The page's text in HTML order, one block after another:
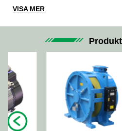
VISA MER